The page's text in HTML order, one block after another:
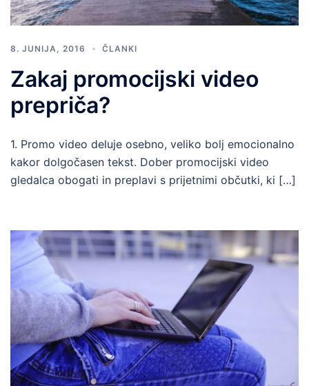
8. JUNIJA, 2016 ČLANKI
Zakaj promocijski video
prepriča?
1. Promo video deluje osebno, veliko bolj emocionalno
kakor dolgočasen tekst. Dober promocijski video
gledalca obogati in preplavi s prijetnimi občutki, ki […]